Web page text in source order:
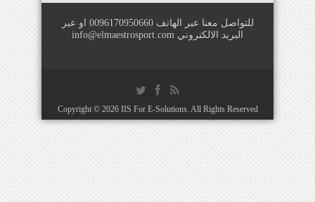
للتواصل معنا عبر الهاتف 0096170950660 او عبر
البريد الالكتروني info@elmaestrosport.com
Copyright © 2026 IIS For E-Solutions. All Rights Reserved